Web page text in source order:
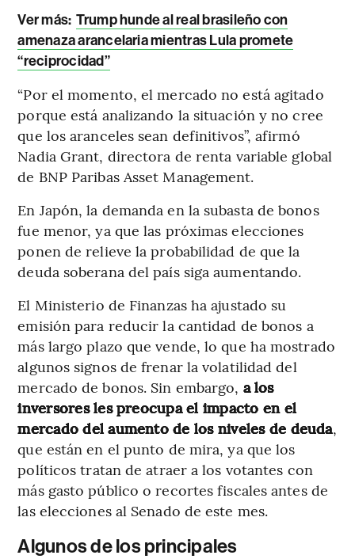
Ver más: Trump hunde al real brasileño con
amenaza arancelaria mientras Lula promete
“reciprocidad”
“Por el momento, el mercado no está agitado
porque está analizando la situación y no cree
que los aranceles sean definitivos”, afirmó
Nadia Grant, directora de renta variable global
de BNP Paribas Asset Management.
En Japón, la demanda en la subasta de bonos
fue menor, ya que las próximas elecciones
ponen de relieve la probabilidad de que la
deuda soberana del país siga aumentando.
El Ministerio de Finanzas ha ajustado su
emisión para reducir la cantidad de bonos a
más largo plazo que vende, lo que ha mostrado
algunos signos de frenar la volatilidad del
mercado de bonos. Sin embargo, a los
inversores les preocupa el impacto en el
mercado del aumento de los niveles de deuda,
que están en el punto de mira, ya que los
políticos tratan de atraer a los votantes con
más gasto público o recortes fiscales antes de
las elecciones al Senado de este mes.
Algunos de los principales